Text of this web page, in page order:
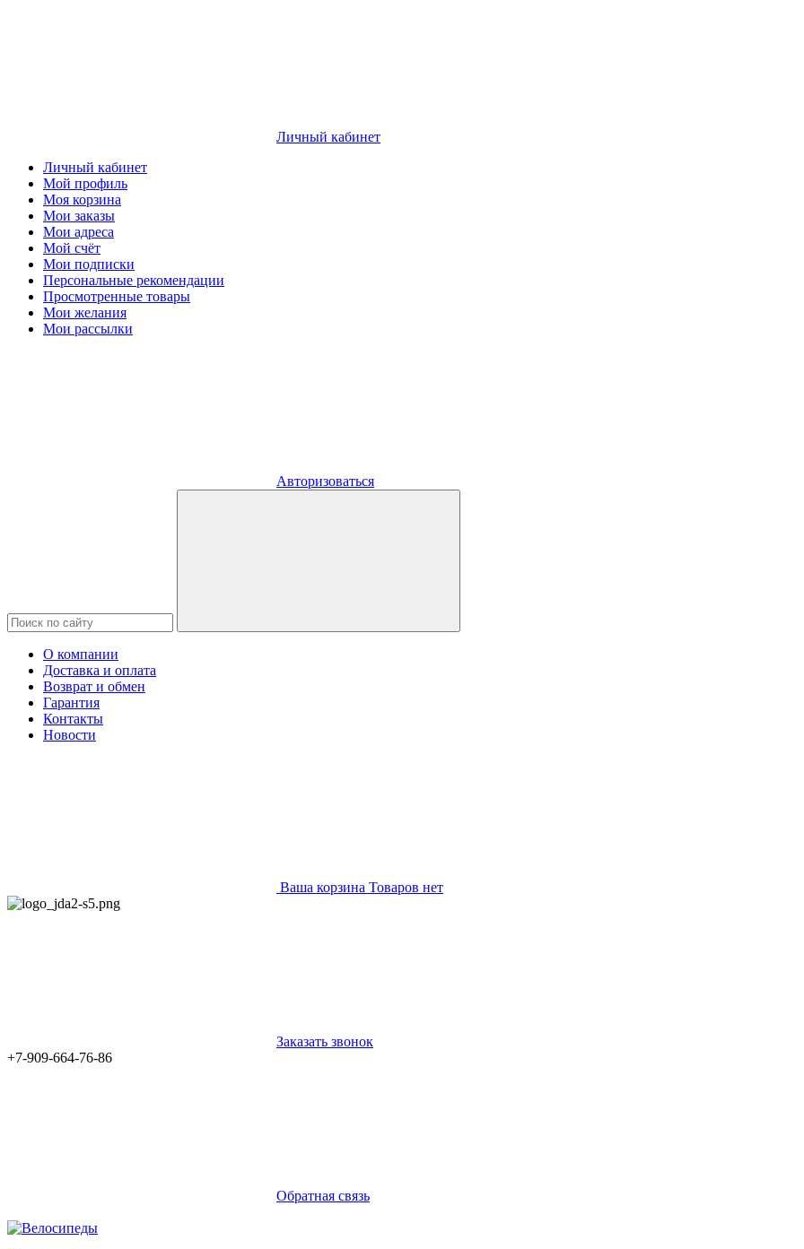
Личный кабинет
Личный кабинет
Мой профиль
Моя корзина
Мои заказы
Мои адреса
Мой счёт
Мои подписки
Персональные рекомендации
Просмотренные товары
Мои желания
Мои рассылки
Авторизоваться
О компании
Доставка и оплата
Возврат и обмен
Гарантия
Контакты
Новости
Ваша корзина Товаров нет
Заказать звонок
+7-909-664-76-86
Обратная связь